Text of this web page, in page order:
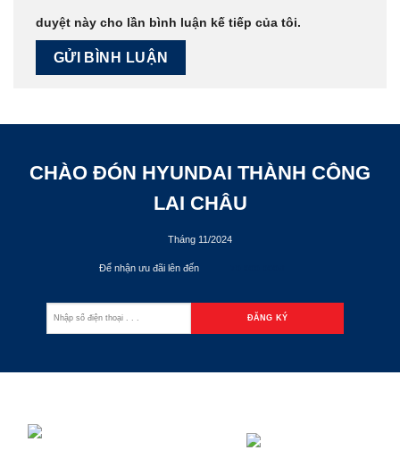
duyệt này cho lần bình luận kế tiếp của tôi.
CHÀO ĐÓN HYUNDAI THÀNH CÔNG
LAI CHÂU
Tháng 11/2024
Để nhận ưu đãi lên đến